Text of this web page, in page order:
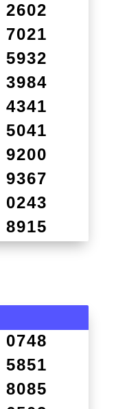
2602
7021
5932
3984
4341
5041
9200
9367
0243
8915
0748
5851
8085